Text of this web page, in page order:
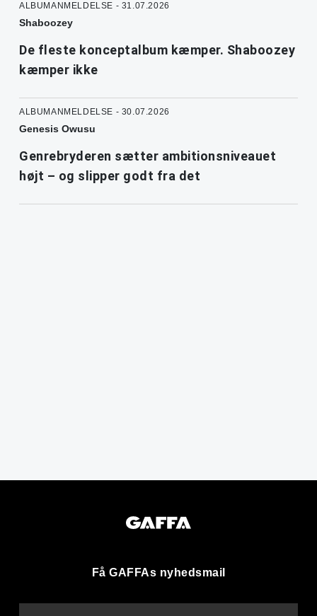
ALBUMANMELDELSE - 31.07.2026
Shaboozey
De fleste konceptalbum kæmper. Shaboozey
kæmper ikke
ALBUMANMELDELSE - 30.07.2026
Genesis Owusu
Genrebryderen sætter ambitionsniveauet
højt – og slipper godt fra det
Få GAFFAs nyhedsmail